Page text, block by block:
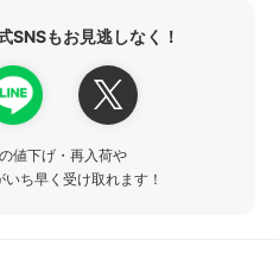
SNSもお見逃しなく！
値下げ・再入荷や
ち早く受け取れます！